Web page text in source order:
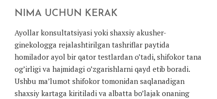
NIMA UCHUN KERAK
Ayollar konsultatsiyasi yoki shaxsiy akusher-
ginekologga rejalashtirilgan tashriflar paytida
homilador ayol bir qator testlardan o’tadi, shifokor tana
og’irligi va hajmidagi o’zgarishlarni qayd etib boradi.
Ushbu ma’lumot shifokor tomonidan saqlanadigan
shaxsiy kartaga kiritiladi va albatta bo’lajak onaning